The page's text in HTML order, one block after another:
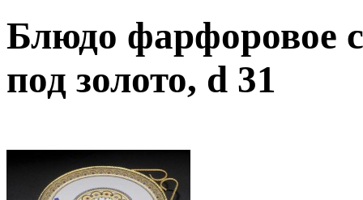
Блюдо фарфоровое
под золото, d 31